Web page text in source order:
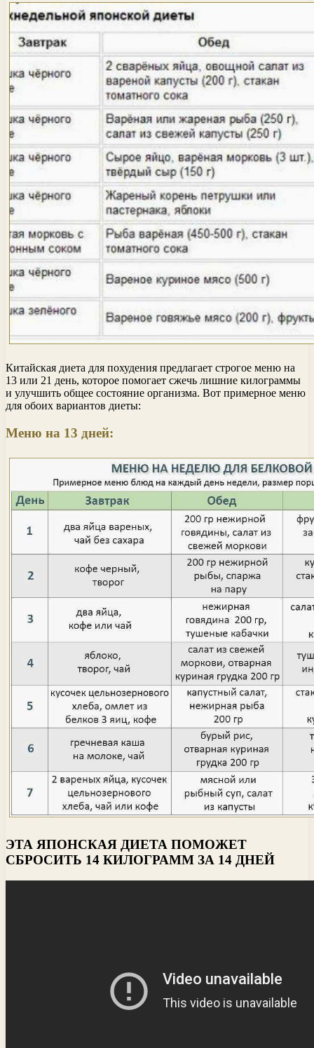
Китайская диета для похудения предлагает строгое меню на
13 или 21 день, которое помогает сжечь лишние килограммы
и улучшить общее состояние организма. Вот примерное меню
для обоих вариантов диеты:
Меню на 13 дней:
ЭТА ЯПОНСКАЯ ДИЕТА ПОМОЖЕТ
СБРОСИТЬ 14 КИЛОГРАММ ЗА 14 ДНЕЙ